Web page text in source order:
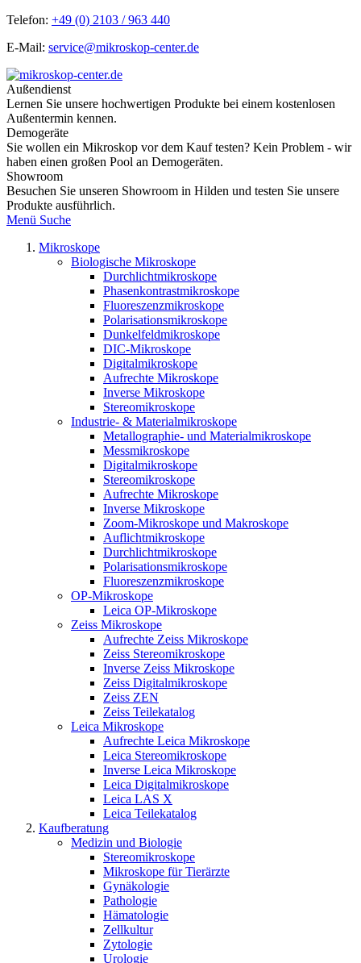
Telefon: +49 (0) 2103 / 963 440
E-Mail: service@mikroskop-center.de
Außendienst
Lernen Sie unsere hochwertigen Produkte bei einem kostenlosen
Außentermin kennen.
Demogeräte
Sie wollen ein Mikroskop vor dem Kauf testen? Kein Problem - wir
haben einen großen Pool an Demogeräten.
Showroom
Besuchen Sie unseren Showroom in Hilden und testen Sie unsere
Produkte ausführlich.
Menü Suche
Mikroskope
Biologische Mikroskope
Durchlichtmikroskope
Phasenkontrastmikroskope
Fluoreszenzmikroskope
Polarisationsmikroskope
Dunkelfeldmikroskope
DIC-Mikroskope
Digitalmikroskope
Aufrechte Mikroskope
Inverse Mikroskope
Stereomikroskope
Industrie- & Materialmikroskope
Metallographie- und Materialmikroskope
Messmikroskope
Digitalmikroskope
Stereomikroskope
Aufrechte Mikroskope
Inverse Mikroskope
Zoom-Mikroskope und Makroskope
Auflichtmikroskope
Durchlichtmikroskope
Polarisationsmikroskope
Fluoreszenzmikroskope
OP-Mikroskope
Leica OP-Mikroskope
Zeiss Mikroskope
Aufrechte Zeiss Mikroskope
Zeiss Stereomikroskope
Inverse Zeiss Mikroskope
Zeiss Digitalmikroskope
Zeiss ZEN
Zeiss Teilekatalog
Leica Mikroskope
Aufrechte Leica Mikroskope
Leica Stereomikroskope
Inverse Leica Mikroskope
Leica Digitalmikroskope
Leica LAS X
Leica Teilekatalog
Kaufberatung
Medizin und Biologie
Stereomikroskope
Mikroskope für Tierärzte
Gynäkologie
Pathologie
Hämatologie
Zellkultur
Zytologie
Urologie